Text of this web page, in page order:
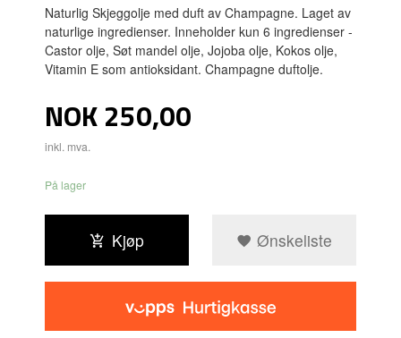
Naturlig Skjeggolje med duft av Champagne. Laget av
naturlige ingredienser. Inneholder kun 6 ingredienser -
Castor olje, Søt mandel olje, Jojoba olje, Kokos olje,
Vitamin E som antioksidant. Champagne duftolje.
Pris
NOK250,00
inkl. mva.
På lager
Kjøp Ønskeliste